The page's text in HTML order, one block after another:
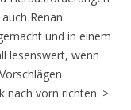
Renan
und in einem
lesenswert, wenn
nach vorn richten. >